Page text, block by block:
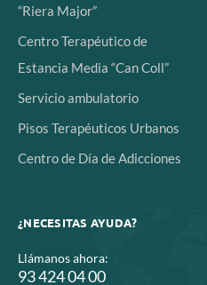
“Riera Major”
Centro Terapéutico de
Estancia Media “Can Coll”
Servicio ambulatorio
Pisos Terapéuticos Urbanos
Centro de Día de Adicciones
¿NECESITAS AYUDA?
Llámanos ahora:
93 424 04 00